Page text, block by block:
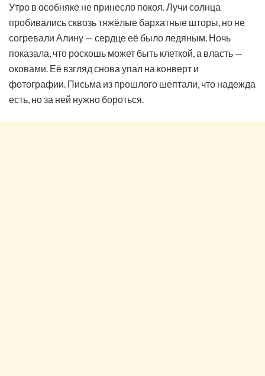
Утро в особняке не принесло покоя. Лучи солнца
пробивались сквозь тяжёлые бархатные шторы, но не
согревали Алину — сердце её было ледяным. Ночь
показала, что роскошь может быть клеткой, а власть —
оковами. Её взгляд снова упал на конверт и
фотографии. Письма из прошлого шептали, что надежда
есть, но за ней нужно бороться.